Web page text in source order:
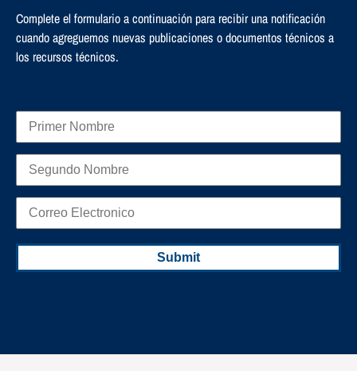
Complete el formulario a continuación para recibir una notificación
cuando agreguemos nuevas publicaciones o documentos técnicos a
los recursos técnicos.